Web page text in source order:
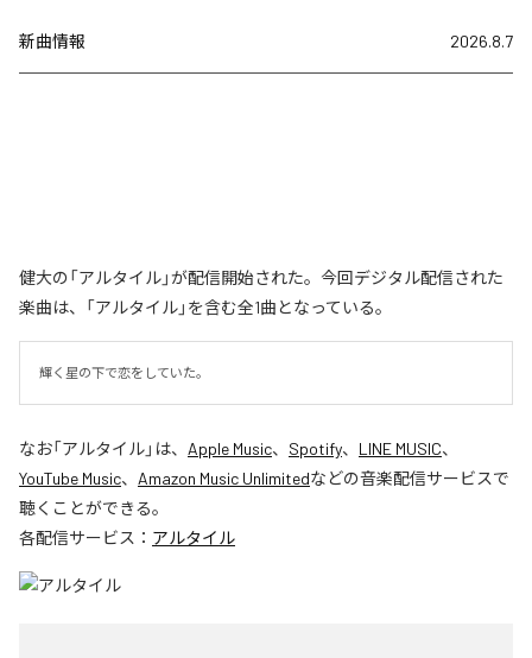
新曲情報 2026.8.7
健大の「アルタイル」が配信開始された。今回デジタル配信された
楽曲は、「アルタイル」を含む全1曲となっている。
輝く星の下で恋をしていた。
なお「アルタイル」は、 Apple Music、 Spotify、 LINE MUSIC、
YouTube Music、 Amazon Music Unlimitedなどの音楽配信サービスで
聴くことができる。
各配信サービス： アルタイル